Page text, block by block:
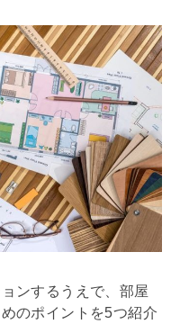
ンするうえで、部屋
のポイントを5つ紹介